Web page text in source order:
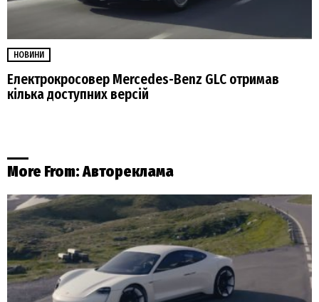
НОВИНИ
Електрокросовер Mercedes-Benz GLC отримав
кілька доступних версій
More From:Автореклама